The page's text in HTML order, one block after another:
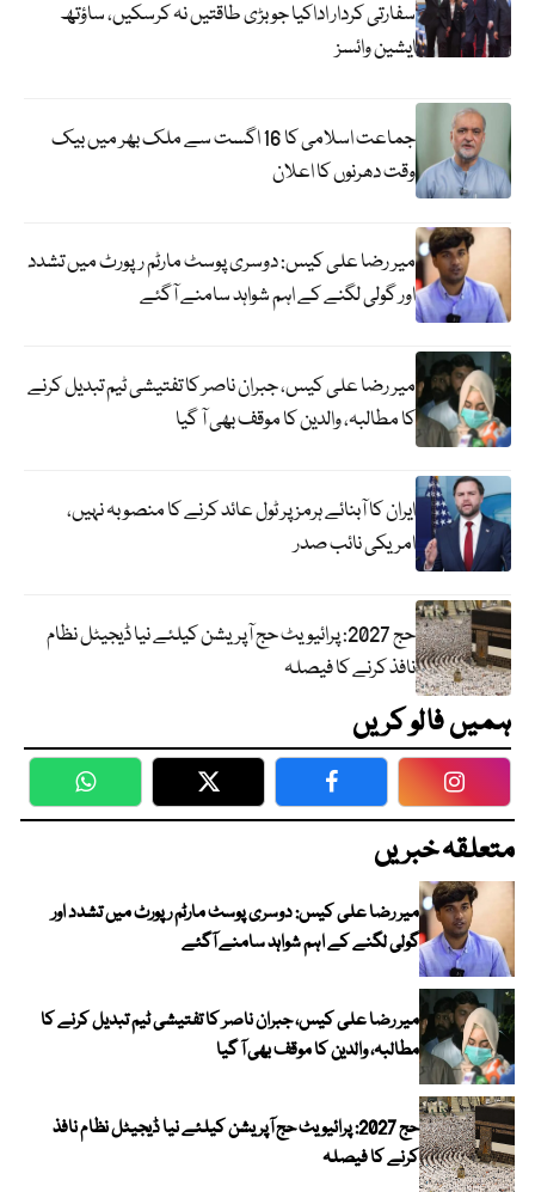
سفارتی کردار اداکیا جو بڑی طاقتیں نہ کرسکیں، ساؤتھ
ایشین وائسز
جماعت اسلامی کا 16 اگست سے ملک بھر میں بیک
وقت دھرنوں کا اعلان
میر رضا علی کیس: دوسری پوسٹ مارٹم رپورٹ میں تشدد
اور گولی لگنے کے اہم شواہد سامنے آگئے
میر رضا علی کیس، جبران ناصر کا تفتیشی ٹیم تبدیل کرنے
کا مطالبہ، والدین کا موقف بھی آ گیا
ایران کا آبنائے ہرمز پر ٹول عائد کرنے کا منصوبہ نہیں،
امریکی نائب صدر
حج 2027: پرائیویٹ حج آپریشن کیلئے نیا ڈیجیٹل نظام
نافذ کرنے کا فیصلہ
ہمیں فالو کریں
WhatsApp Twitter Facebook
متعلقہ خبریں
میر رضا علی کیس: دوسری پوسٹ مارٹم رپورٹ میں تشدد اور
گولی لگنے کے اہم شواہد سامنے آگئے
میر رضا علی کیس، جبران ناصر کا تفتیشی ٹیم تبدیل کرنے کا
مطالبہ، والدین کا موقف بھی آ گیا
حج 2027: پرائیویٹ حج آپریشن کیلئے نیا ڈیجیٹل نظام نافذ
کرنے کا فیصلہ